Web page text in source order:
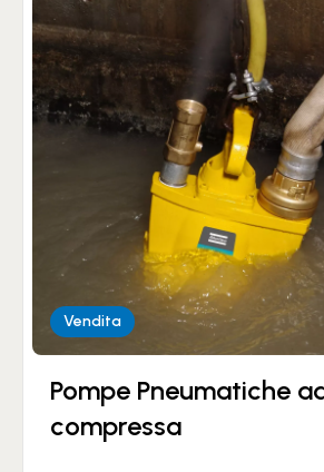
Vendita
Pompe Pneumatiche
compressa